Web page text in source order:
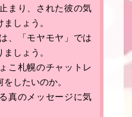
まり、された彼の気
ましょう 。
、「モヤモヤ」では
しょう。
こ札幌のチャットレ
したいのか。
真のメッセージに気